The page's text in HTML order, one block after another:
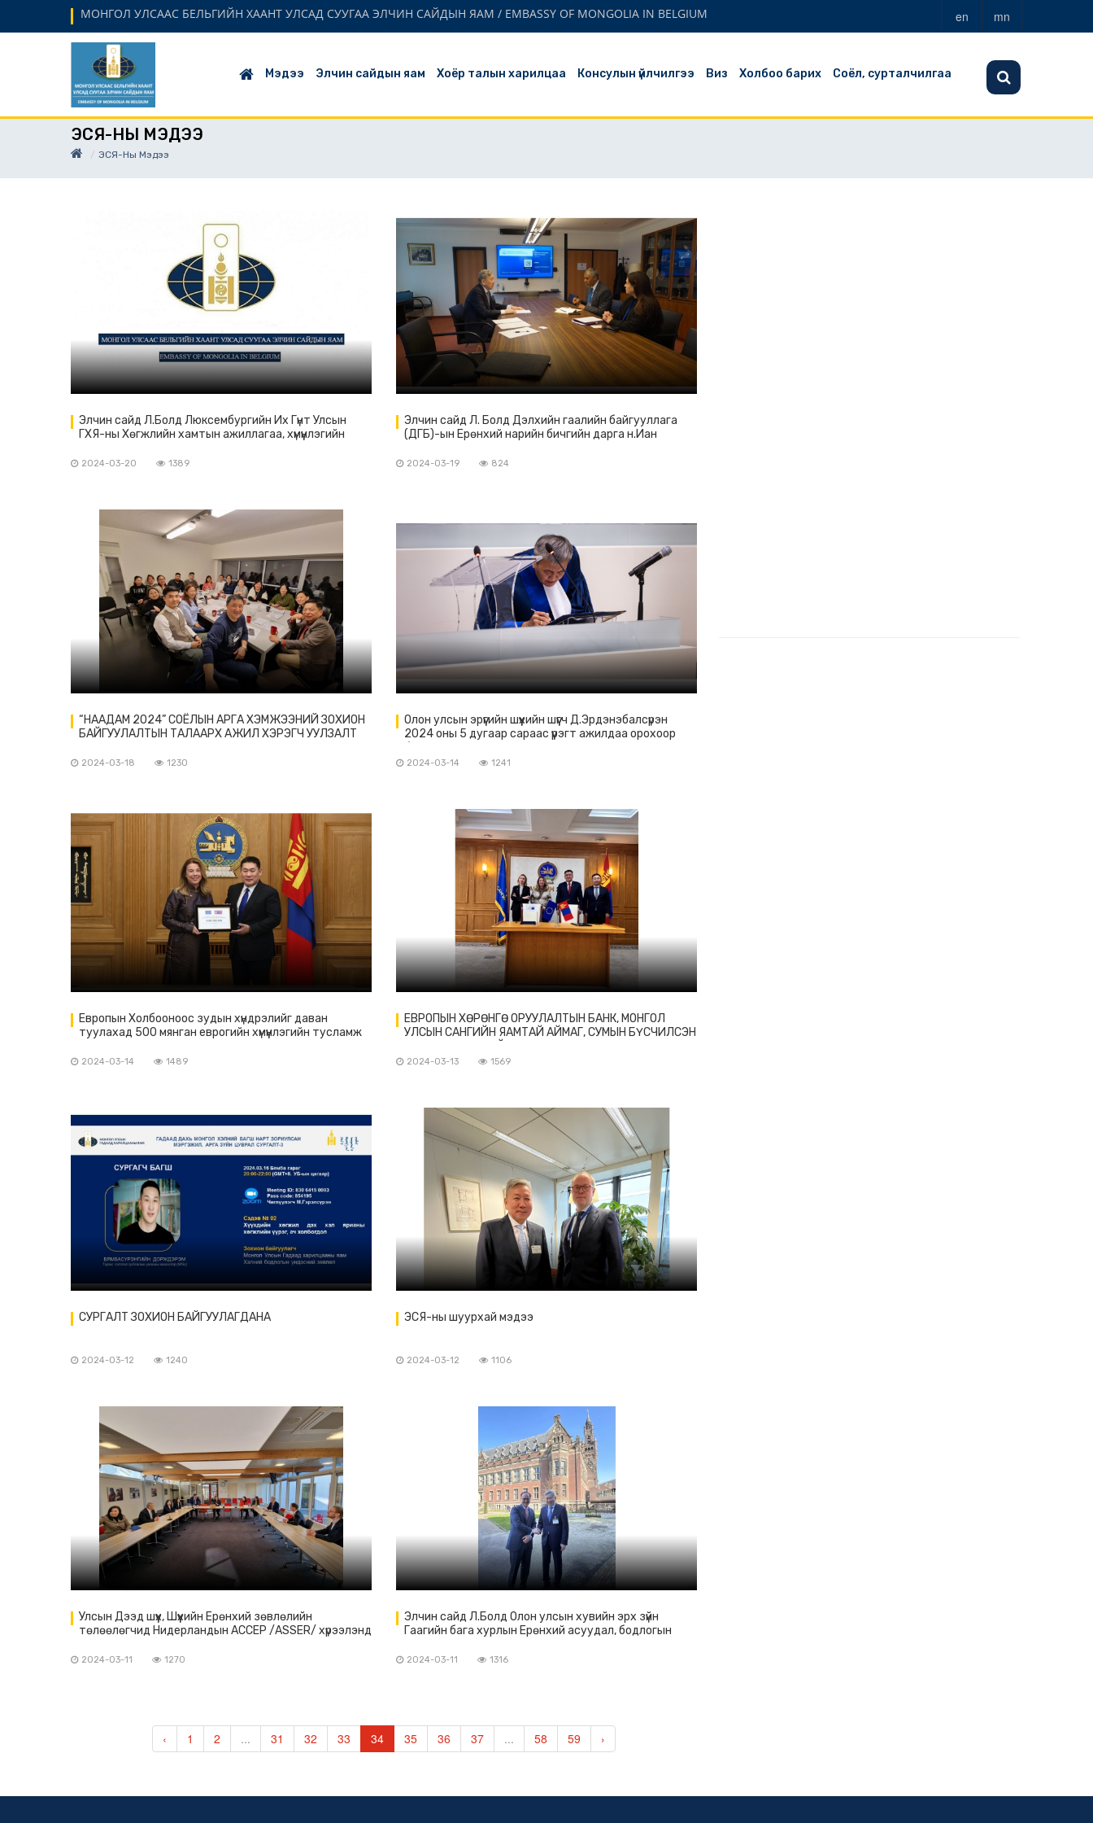
МОНГОЛ УЛСААС БЕЛЬГИЙН ХААНТ УЛСАД СУУГАА ЭЛЧИН САЙДЫН ЯАМ / EMBASSY OF MONGOLIA IN BELGIUM en mn
Мэдээ Элчин сайдын яам Хоёр талын харилцаа Консулын үйлчилгээ Виз Холбоо барих Соёл, сурталчилгаа
ЭСЯ-НЫ МЭДЭЭ
ЭСЯ-Ны Мэдээ
Элчин сайд Л.Болд Люксембургийн Их Гүнт Улсын
ГХЯ-ны Хөгжлийн хамтын ажиллагаа, хүмүүнлэгийн
Ж.Хенгентэй уулзав
2024-03-20 1389
Элчин сайд Л. Болд Дэлхийн гаалийн байгууллага
(ДГБ)-ын Ерөнхий нарийн бичгийн дарга н.Иан
2024-03-19 824
“НААДАМ 2024” СОЁЛЫН АРГА ХЭМЖЭЭНИЙ ЗОХИОН
БАЙГУУЛАЛТЫН ТАЛААРХ АЖИЛ ХЭРЭГЧ УУЛЗАЛТ
2024-03-18 1230
Олон улсын эрүүгийн шүүхийн шүүгч Д.Эрдэнэбалсүрэн
2024 оны 5 дугаар сараас үүрэгт ажилдаа орохоор
2024-03-14 1241
Европын Холбооноос зудын хүндрэлийг даван
туулахад 500 мянган еврогийн хүмүүнлэгийн тусламж
2024-03-14 1489
ЕВРОПЫН ХӨРӨНГӨ ОРУУЛАЛТЫН БАНК, МОНГОЛ
УЛСЫН САНГИЙН ЯАМТАЙ АЙМАГ, СУМЫН БҮСЧИЛСЭН
ХӨТӨЛБӨРТ ГАРЫН ҮСЭГ ЗУРЛАА
2024-03-13 1569
СУРГАЛТ ЗОХИОН БАЙГУУЛАГДАНА
2024-03-12 1240
ЭСЯ-ны шуурхай мэдээ
2024-03-12 1106
Улсын Дээд шүүх, Шүүхийн Ерөнхий зөвлөлийн
төлөөлөгчид Нидерландын АССЕР /ASSER/ хүрээлэнд
2024-03-11 1270
Элчин сайд Л.Болд Олон улсын хувийн эрх зүйн
Гаагийн бага хурлын Ерөнхий асуудал, бодлогын
2024-03-11 1316
‹ 1 2 ... 31 32 33 34 35 36 37 ... 58 59 ›